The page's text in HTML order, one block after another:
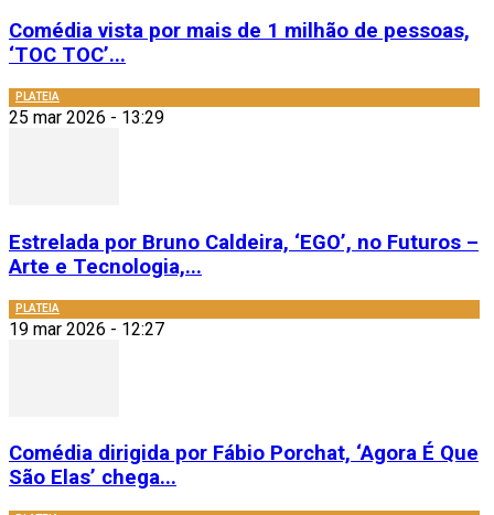
Comédia vista por mais de 1 milhão de pessoas,
‘TOC TOC’...
PLATEIA
25 mar 2026 - 13:29
Estrelada por Bruno Caldeira, ‘EGO’, no Futuros –
Arte e Tecnologia,...
PLATEIA
19 mar 2026 - 12:27
Comédia dirigida por Fábio Porchat, ‘Agora É Que
São Elas’ chega...